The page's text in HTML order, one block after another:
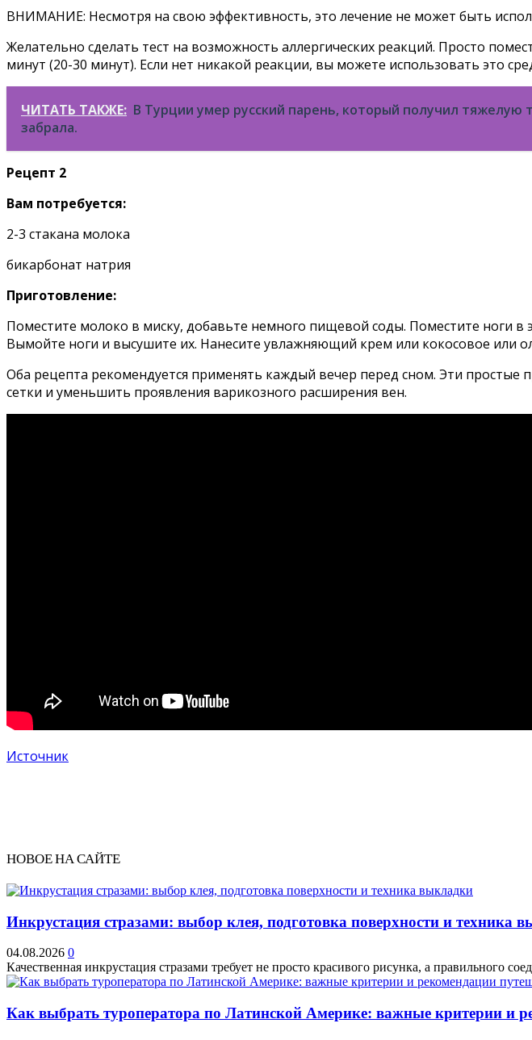
ВНИМАНИЕ: Несмотря на свою эффективность, это лечение не может быть
Желательно сделать тест на возможность аллергических реакций. Просто
минут (20-30 минут). Если нет никакой реакции, вы можете использовать это
ЧИТАТЬ ТАКЖЕ: В Турции умер русский парень, который получил тяжелую
забрала.
Pецепт 2
Вам потребуется:
2-3 стакана молока
бикарбонат натрия
Приготовление:
Поместите молоко в миску, добавьте немного пищевой соды. Поместите ноги в
Вымойте ноги и высушите их. Нанесите увлажняющий крем или кокосовое или
Оба рецепта рекомендуется применять каждый вечер перед сном. Эти
сетки и уменьшить проявления варикозного расширения вен.
Источник
НОВОЕ НА САЙТЕ
Инкрустация стразами: выбор клея, подготовка поверхности и техника
04.08.2026 0
Качественная инкрустация стразами требует не просто красивого рисунка, а правильного
Как выбрать туроператора по Латинской Америке: важные критерии и